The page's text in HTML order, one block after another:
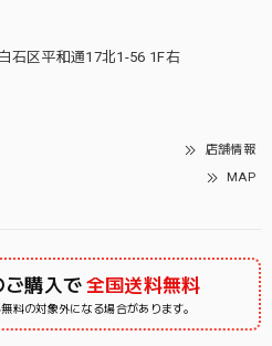
石区平和通17北1-56 1F右
店舗情報
MAP
購入で 全国送料無料
料の対象外になる場合があります。